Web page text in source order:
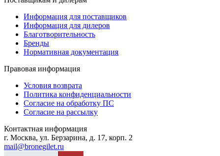
Информация для поставщиков
Информация для дилеров
Благотворительность
Бренды
Нормативная документация
Правовая информация
Условия возврата
Политика конфиденциальности
Согласие на обработку ПС
Согласие на рассылку
Контактная информация
г. Москва, ул. Берзарина, д. 17, корп. 2
mail@bronegilet.ru